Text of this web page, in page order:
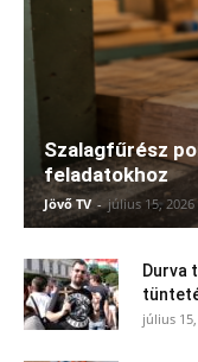
Szalagfűrész
feladatokhoz
Jövő TV - július 15, 2026
Durva
július